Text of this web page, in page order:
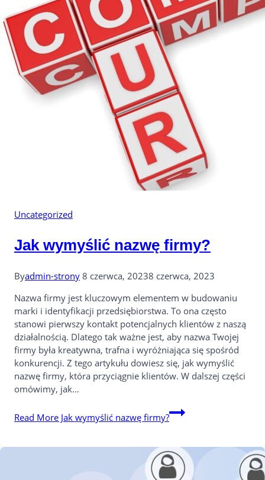
Uncategorized
Jak wymyślić nazwę firmy?
Byadmin-strony 8 czerwca, 20238 czerwca, 2023
Nazwa firmy jest kluczowym elementem w budowaniu
marki i identyfikacji przedsiębiorstwa. To ona często
stanowi pierwszy kontakt potencjalnych klientów z naszą
działalnością. Dlatego tak ważne jest, aby nazwa Twojej
firmy była kreatywna, trafna i wyróżniająca się spośród
konkurencji. Z tego artykułu dowiesz się, jak wymyślić
nazwę firmy, która przyciągnie klientów. W dalszej części
omówimy, jak…
Read More Jak wymyślić nazwę firmy?